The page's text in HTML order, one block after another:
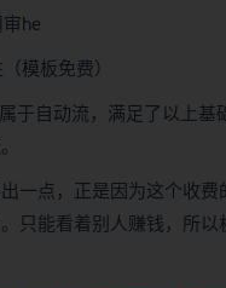
he
模板免费）
于自动流，满足了以上基
一点，正是因为这个收费
只能看着别人赚钱，所以